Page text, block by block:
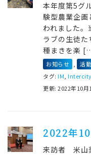
本年度第5グ
験型農業企
われました。
ラブの生徒た
種まきを楽
お知らせ
活
タグ: IM
更新: 2022年10月
2022年
来訪者 米山